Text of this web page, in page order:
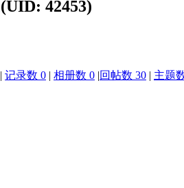
(UID: 42453)
| 记录数 0 | 相册数 0 |回帖数 30 | 主题